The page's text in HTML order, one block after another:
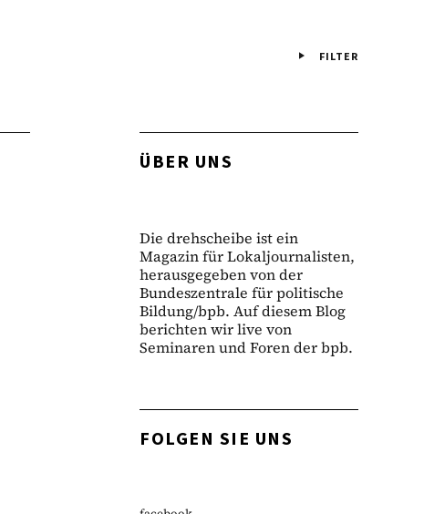
FILTER
ÜBER UNS
Die drehscheibe ist ein
Magazin für Lokaljournalisten,
herausgegeben von der
Bundeszentrale für politische
Bildung/bpb. Auf diesem Blog
berichten wir live von
Seminaren und Foren der bpb.
FOLGEN SIE UNS